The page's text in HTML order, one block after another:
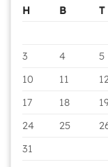
H B T
3
4 5
10
11
17
18
24
25
31